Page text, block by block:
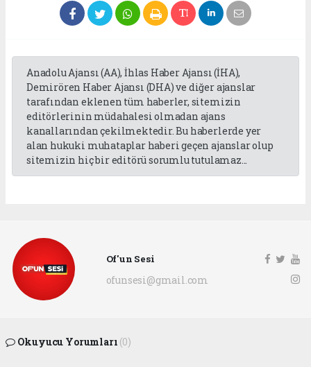
Anadolu Ajansı (AA), İhlas Haber Ajansı (İHA),
Demirören Haber Ajansı (DHA) ve diğer ajanslar
tarafından eklenen tüm haberler, sitemizin
editörlerinin müdahalesi olmadan ajans
kanallarından çekilmektedir. Bu haberlerde yer
alan hukuki muhataplar haberi geçen ajanslar olup
sitemizin hiç bir editörü sorumlu tutulamaz...
Of'un Sesi
ofunsesi@gmail.com
Okuyucu Yorumları (0)